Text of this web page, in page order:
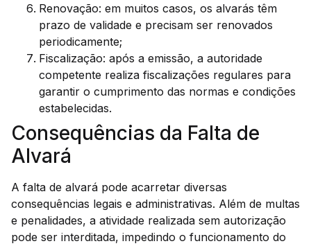
Renovação: em muitos casos, os alvarás têm
prazo de validade e precisam ser renovados
periodicamente;
Fiscalização: após a emissão, a autoridade
competente realiza fiscalizações regulares para
garantir o cumprimento das normas e condições
estabelecidas.
Consequências da Falta de
Alvará
A falta de alvará pode acarretar diversas
consequências legais e administrativas. Além de multas
e penalidades, a atividade realizada sem autorização
pode ser interditada, impedindo o funcionamento do